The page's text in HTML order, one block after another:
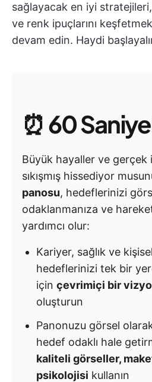
sağlayacak en iyi
ve renk ipuçlarını
devam edin. Haydi
⏰60
Büyük hayaller ve gerçek
sıkışmış hissediyor
panosu, hedeflerinizi
odaklanmanıza ve
yardımcı olur:
Kariyer, sağlık ve
hedeflerinizi tek bir
için çevrimiçi bir
oluşturun
Panonuzu görsel
hedef odaklı hale
kaliteli görseller,
psikolojisi kullanın